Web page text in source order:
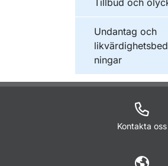
Tillbud och
Undantag och
ningar
Kontakta oss